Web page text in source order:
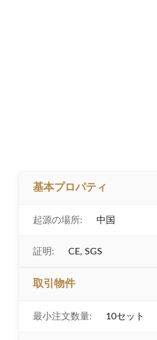
基本プロパティ
起源の場所: 中国
証明: CE, SGS
取引物件
最小注文数量: 10セット